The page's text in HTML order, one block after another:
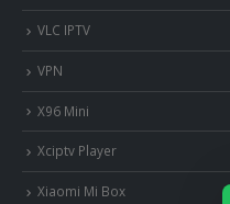
VLC IPTV
VPN
X96 Mini
Xciptv Player
Xiaomi Mi Box